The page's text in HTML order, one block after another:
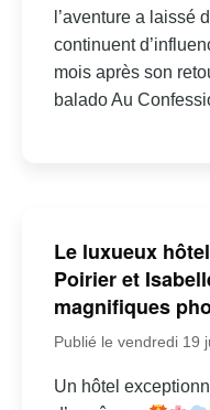
l’aventure a laissé
continuent
mois après son
balado Au
Le luxueux
Poirier et
magnifiques
Publié le vendredi 19
Un hôtel